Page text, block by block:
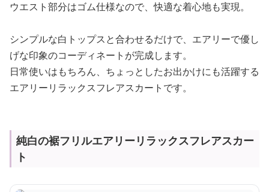
ウエスト部分はゴム仕様なので、快適な着心地も実現。
シンプルな白トップスと合わせるだけで、エアリーで優し
げな印象のコーディネートが完成します。
日常使いはもちろん、ちょっとしたお出かけにも活躍する
エアリーリラックスフレアスカートです。
純白の裾フリルエアリーリラックスフレアスカー
ト